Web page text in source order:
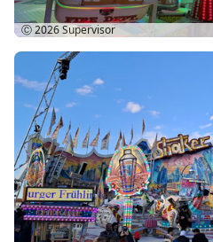
Ⓒ 2026Supervisor